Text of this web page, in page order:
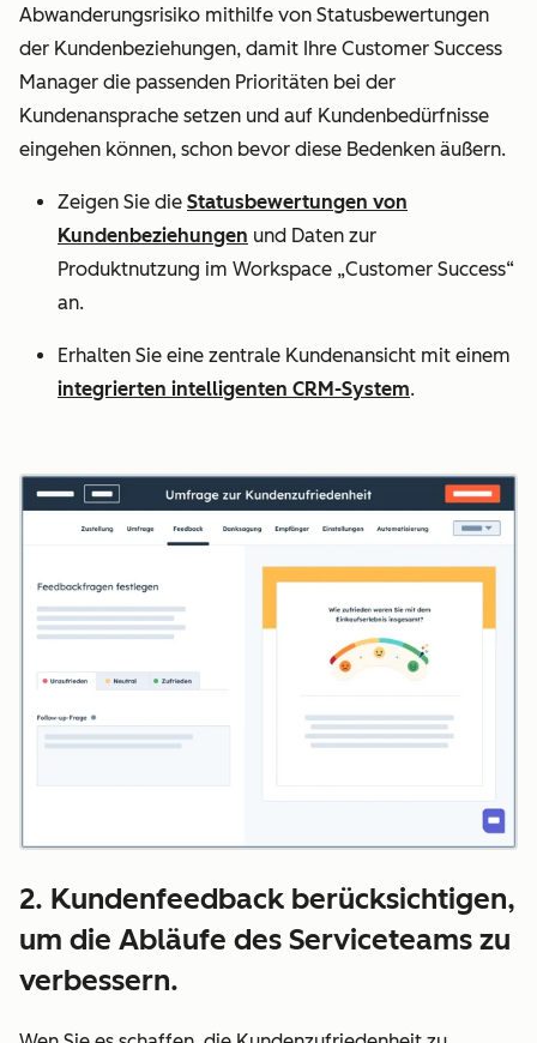
Abwanderungsrisiko mithilfe von Statusbewertungen
der Kundenbeziehungen, damit Ihre Customer Success
Manager die passenden Prioritäten bei der
Kundenansprache setzen und auf Kundenbedürfnisse
eingehen können, schon bevor diese Bedenken äußern.
Zeigen Sie die Statusbewertungen von
Kundenbeziehungen und Daten zur
Produktnutzung im Workspace „Customer Success“
an.
Erhalten Sie eine zentrale Kundenansicht mit einem
integrierten intelligenten CRM-System.
2. Kundenfeedback berücksichtigen,
um die Abläufe des Serviceteams zu
verbessern.